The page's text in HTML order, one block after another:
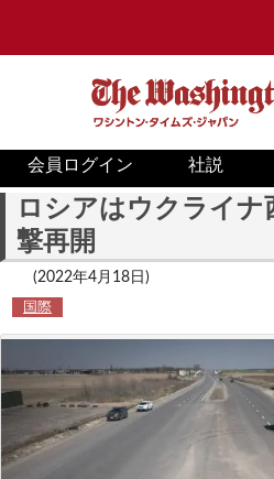
ニュース
政治
米国内
会員ログイン 社説
ロシアはウクライ
撃再開
(2022年4月18日)
国際